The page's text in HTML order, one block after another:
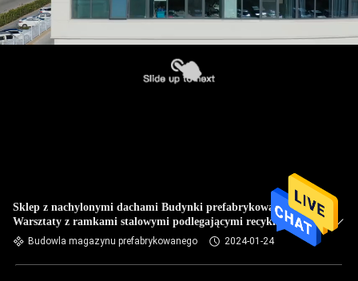
Sklep z nachylonymi dachami Budynki prefabrykowane
Warsztaty z ramkami stalowymi podlegającymi recyklingowi
Budowla magazynu prefabrykowanego 2024-01-24